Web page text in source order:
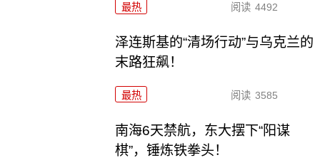
最热 阅读 4492
泽连斯基的“清场行动”与乌克兰的
末路狂飙！
最热 阅读 3585
南海6天禁航，东大摆下“阳谋
棋”，锤炼铁拳头！